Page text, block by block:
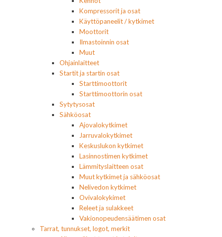
Kompressorit ja osat
Käyttöpaneelit / kytkimet
Moottorit
Ilmastoinnin osat
Muut
Ohjainlaitteet
Startit ja startin osat
Starttimoottorit
Starttimoottorin osat
Sytytysosat
Sähköosat
Ajovalokytkimet
Jarruvalokytkimet
Keskuslukon kytkimet
Lasinnostimen kytkimet
Lämmityslaitteen osat
Muut kytkimet ja sähköosat
Nelivedon kytkimet
Ovivalokykimet
Releet ja sulakkeet
Vakionopeudensäätimen osat
Tarrat, tunnukset, logot, merkit